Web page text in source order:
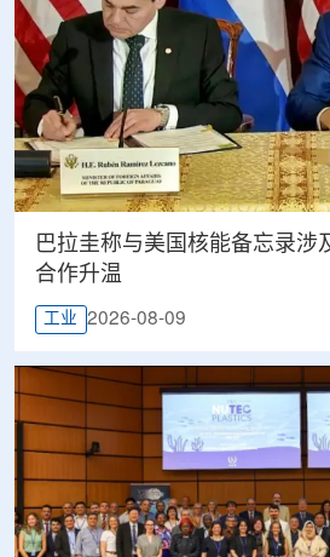
巴拉圭称与美国核能备忘录涉
合作升温
工业 2026-08-09